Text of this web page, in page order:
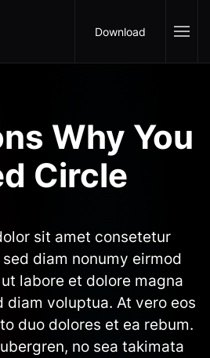
Download
Why You
Circle
sit amet consetetur
diam nonumy eirmod
labore et dolore magna
diam voluptua. At vero eos
duo dolores et ea rebum.
no sea takimata